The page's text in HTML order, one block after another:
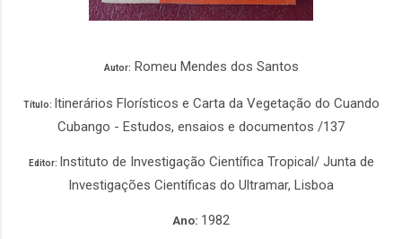
Autor: Romeu Mendes dos Santos
Título: Itinerários Florísticos e Carta da Vegetação do Cuando
Cubango - Estudos, ensaios e documentos /137
Editor: Instituto de Investigação Científica Tropical/ Junta de
Investigações Científicas do Ultramar, Lisboa
Ano: 1982